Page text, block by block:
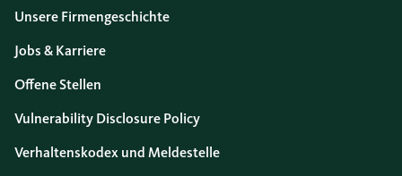
Unsere Firmengeschichte
Jobs & Karriere
Offene Stellen
Vulnerability Disclosure Policy
Verhaltenskodex und Meldestelle